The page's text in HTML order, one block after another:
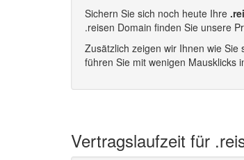
Sichern Sie sich noch heute Ihre
.reisen Domain finden Sie unsere
Zusätzlich zeigen wir Ihnen wie
führen Sie mit wenigen Mausklicks
Vertragslaufzeit für